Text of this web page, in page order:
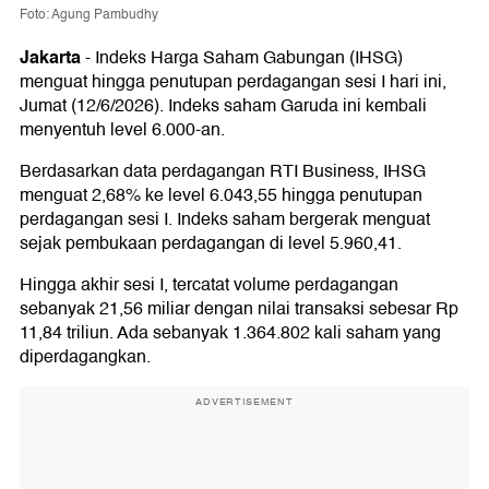
Foto: Agung Pambudhy
Jakarta-Indeks Harga Saham Gabungan (IHSG)
menguat hingga penutupan perdagangan sesi I hari ini,
Jumat (12/6/2026). Indeks saham Garuda ini kembali
menyentuh level 6.000-an.
Berdasarkan data perdagangan RTI Business, IHSG
menguat 2,68% ke level 6.043,55 hingga penutupan
perdagangan sesi I. Indeks saham bergerak menguat
sejak pembukaan perdagangan di level 5.960,41.
Hingga akhir sesi I, tercatat volume perdagangan
sebanyak 21,56 miliar dengan nilai transaksi sebesar Rp
11,84 triliun. Ada sebanyak 1.364.802 kali saham yang
diperdagangkan.
ADVERTISEMENT